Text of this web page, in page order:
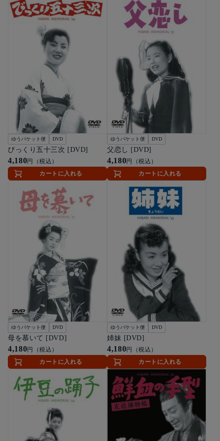
ゆうパケット便 DVD
びっくり五十三次 [DVD]
4,180円（税込）
カートに入れる
ゆうパケット便 DVD
父恋し [DVD]
4,180円（税込）
カートに入れる
ゆうパケット便 DVD
母を慕いて [DVD]
4,180円（税込）
カートに入れる
ゆうパケット便 DVD
姉妹 [DVD]
4,180円（税込）
カートに入れる